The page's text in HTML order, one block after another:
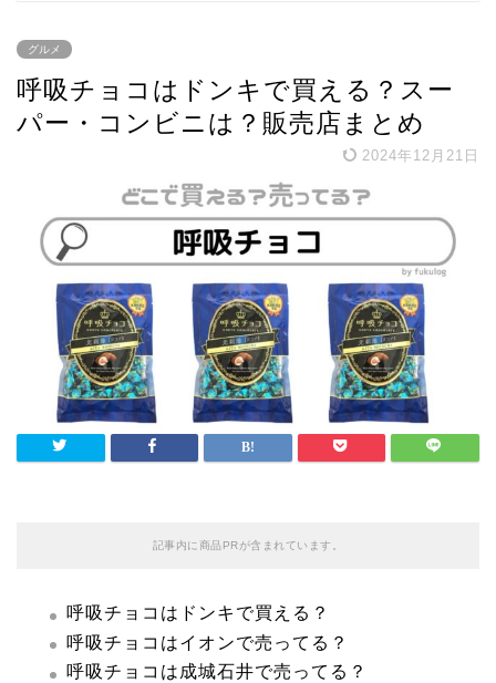
グルメ
呼吸チョコはドンキで買える？スー
パー・コンビニは？販売店まとめ
2024年12月21日
記事内に商品PRが含まれています。
呼吸チョコはドンキで買える？
呼吸チョコはイオンで売ってる？
呼吸チョコは成城石井で売ってる？